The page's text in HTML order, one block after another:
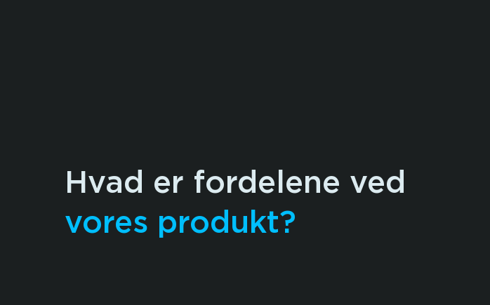
Hvad er fordelene ved
vores produkt?